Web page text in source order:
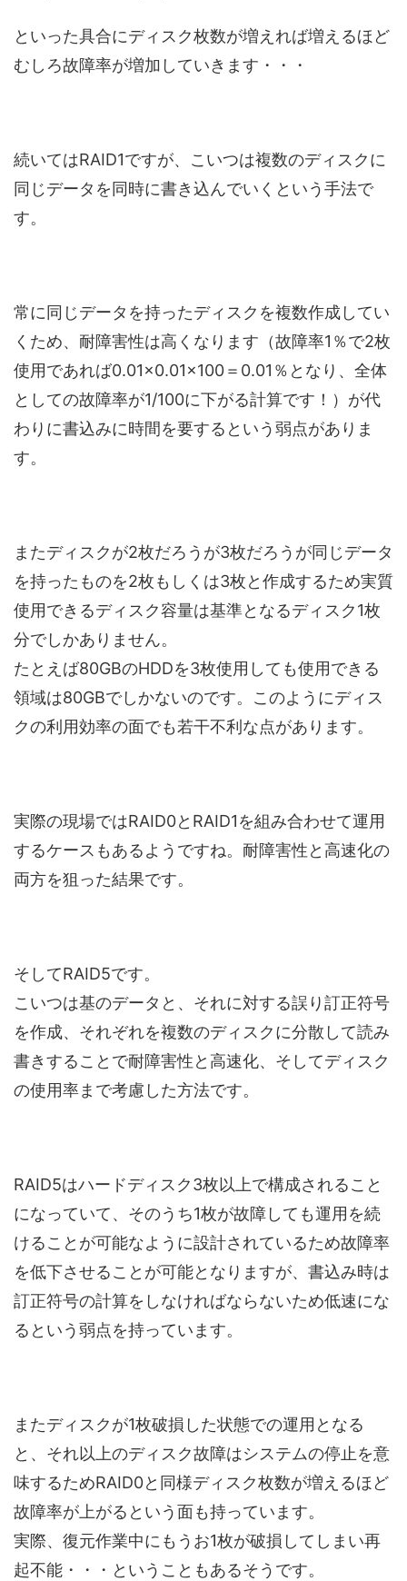
といった具合にディスク枚数が増えれば増えるほど
むしろ故障率が増加していきます・・・
続いてはRAID1ですが、こいつは複数のディスクに
同じデータを同時に書き込んでいくという手法で
す。
常に同じデータを持ったディスクを複数作成してい
くため、耐障害性は高くなります（故障率1％で2枚
使用であれば0.01×0.01×100＝0.01％となり、全体
としての故障率が1/100に下がる計算です！）が代
わりに書込みに時間を要するという弱点がありま
す。
またディスクが2枚だろうが3枚だろうが同じデータ
を持ったものを2枚もしくは3枚と作成するため実質
使用できるディスク容量は基準となるディスク1枚
分でしかありません。
たとえば80GBのHDDを3枚使用しても使用できる
領域は80GBでしかないのです。このようにディス
クの利用効率の面でも若干不利な点があります。
実際の現場ではRAID0とRAID1を組み合わせて運用
するケースもあるようですね。耐障害性と高速化の
両方を狙った結果です。
そしてRAID5です。
こいつは基のデータと、それに対する誤り訂正符号
を作成、それぞれを複数のディスクに分散して読み
書きすることで耐障害性と高速化、そしてディスク
の使用率まで考慮した方法です。
RAID5はハードディスク3枚以上で構成されること
になっていて、そのうち1枚が故障しても運用を続
けることが可能なように設計されているため故障率
を低下させることが可能となりますが、書込み時は
訂正符号の計算をしなければならないため低速にな
るという弱点を持っています。
またディスクが1枚破損した状態での運用となる
と、それ以上のディスク故障はシステムの停止を意
味するためRAID0と同様ディスク枚数が増えるほど
故障率が上がるという面も持っています。
実際、復元作業中にもうお1枚が破損してしまい再
起不能・・・ということもあるそうです。